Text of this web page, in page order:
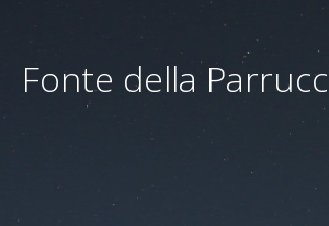
Fonte della